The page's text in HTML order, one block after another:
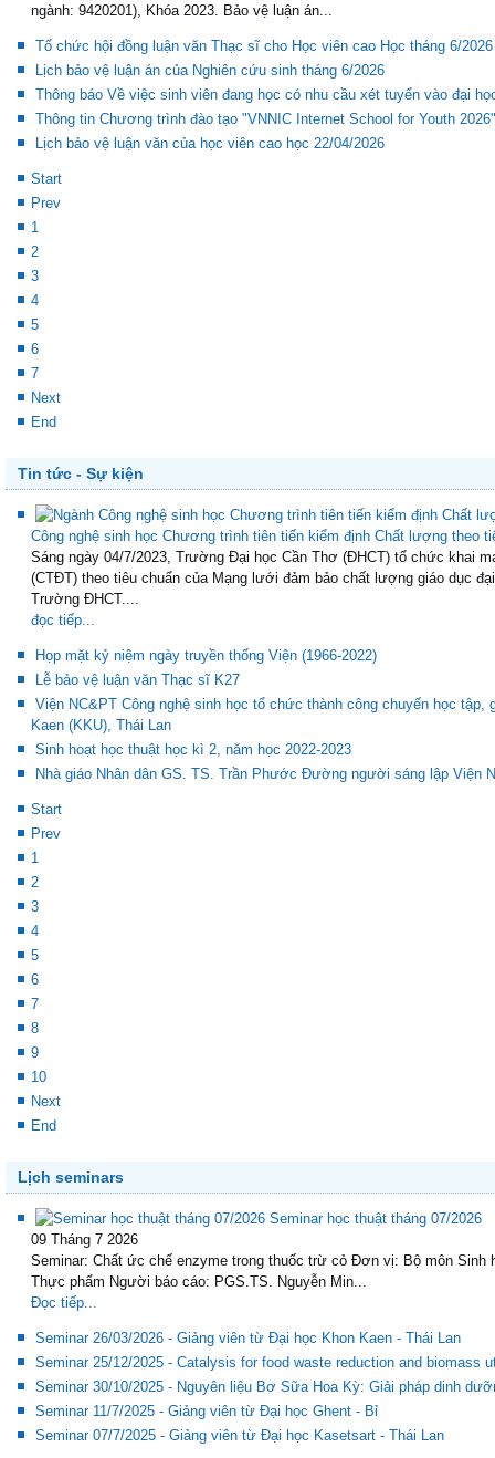
ngành: 9420201), Khóa 2023.
ngành: 9420201), Khóa 2023. Bảo vệ luận án...
Tổ chức hội đồng luận văn Thạc sĩ cho Học viên cao Học tháng 6/2026
Lịch bảo vệ luận án của Nghiên cứu sinh tháng 6/2026
Thông báo Về việc sinh viên đang học có nhu cầu xét tuyển vào đại
Lịch bảo vệ luận văn của học viên cao học 22/04/2026
Start
Prev
1
2
3
4
5
6
7
End
Tin tức - Sự kiện
Công nghệ sinh học Chương trình tiên tiến kiểm định Chất lượng theo
Sáng ngày 04/7/2023, Trường Đại học Cần Thơ (ĐHCT) tổ chức khai
(CTĐT) theo tiêu chuẩn của Mạng lưới đảm bảo chất lượng giáo dục
đọc tiếp...
Họp mặt kỷ niệm ngày truyền thống Viện (1966-2022)
Lễ bảo vệ luận văn Thạc sĩ K27
Viện NC&PT Công nghệ sinh học tổ chức thành công chuyến học
Kaen (KKU), Thái Lan
Nhà giáo Nhân dân GS. TS. Trần Phước Đường người sáng lập Viện
Start
Prev
1
2
3
4
5
6
7
8
9
10
End
Lịch seminars
Seminar học thuật tháng 07/2026
09 Tháng 7 2026
Seminar: Chất ức chế enzyme trong thuốc trừ cỏ Đơn vị: Bộ môn Sinh
Đọc tiếp...
Seminar 26/03/2026 - Giảng viên từ Đại học Khon Kaen - Thái Lan
Seminar 25/12/2025 - Catalysis for food waste reduction and biomass
Seminar 30/10/2025 - Nguyên liệu Bơ Sữa Hoa Kỳ: Giải pháp dinh